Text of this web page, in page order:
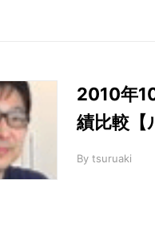
2010年
績比較【
By tsuruaki